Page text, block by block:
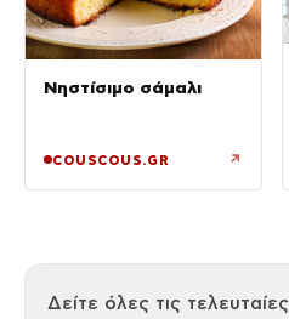
Νηστίσιμο σάμαλι
COUSCOUS.GR ↗
Δείτε όλες τις τελευταίες